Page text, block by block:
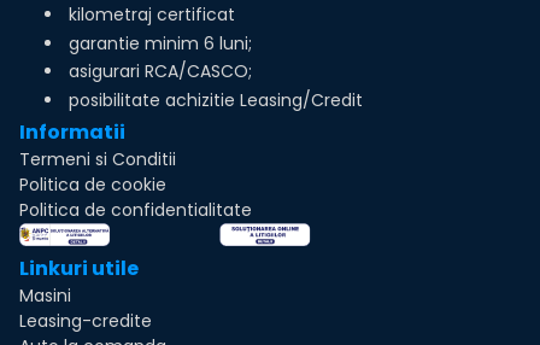
kilometraj certificat
garantie minim 6 luni;
asigurari RCA/CASCO;
posibilitate achizitie Leasing/Credit
Informatii
Termeni si Conditii
Politica de cookie
Politica de confidentialitate
Linkuri utile
Masini
Leasing-credite